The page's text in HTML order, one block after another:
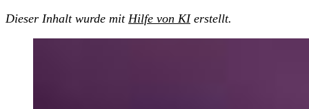
Dieser Inhalt wurde mit Hilfe von KIerstellt.